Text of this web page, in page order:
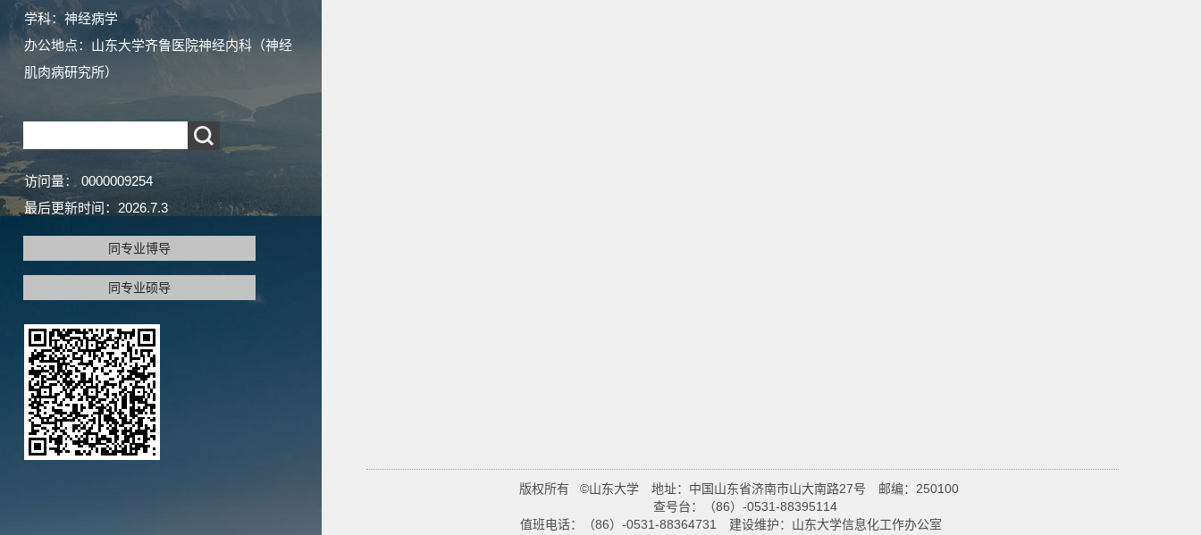
学科：神经病学
办公地点：山东大学齐鲁医院神经内科（神经
肌肉病研究所）
访问量： 0000009254
最后更新时间： 2026.7.3
同专业博导
同专业硕导
版权所有 ©山东大学 地址：中国山东省济南市山大南路27号 邮编：250100
查号台：（86）-0531-88395114
值班电话：（86）-0531-88364731 建设维护：山东大学信息化工作办公室